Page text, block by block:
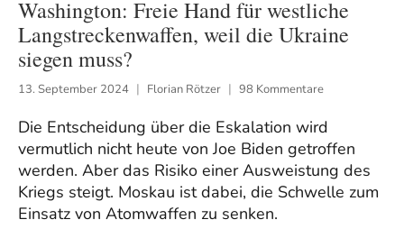
Washington: Freie Hand für westliche
Langstreckenwaffen, weil die Ukraine
siegen muss?
13. September 2024 Florian Rötzer 98 Kommentare
Die Entscheidung über die Eskalation wird
vermutlich nicht heute von Joe Biden getroffen
werden. Aber das Risiko einer Ausweistung des
Kriegs steigt. Moskau ist dabei, die Schwelle zum
Einsatz von Atomwaffen zu senken.